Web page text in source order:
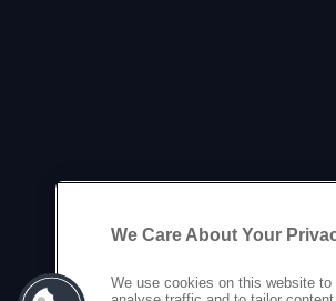
We Care About Your
We use cookies on this website